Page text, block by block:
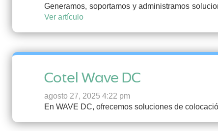
Generamos, soportamos y administramos
Ver artículo
Cotel Wave DC
agosto 27, 2025 4:22 pm
En WAVE DC, ofrecemos soluciones de